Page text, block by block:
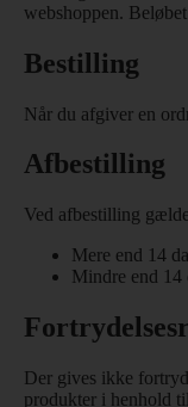
webshoppen.
Bestilling
Når du afgiver en
Afbestilling
Ved afbestilling
Mere end 14
Mindre end 14
Der gives ikke
produkter i henhold